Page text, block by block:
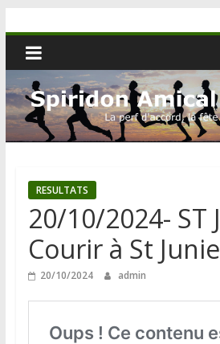
RESULTATS
20/10/2024- ST
Courir à St
20/10/2024 admin